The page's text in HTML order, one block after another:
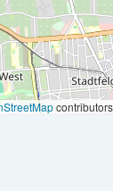
gestalten
und
contributors